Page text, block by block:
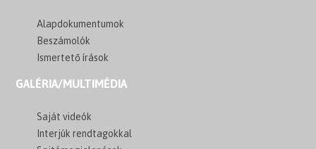
Alapdokumentumok
Beszámolók
Ismertető írások
GALÉRIA/MULTIMÉDIA
Saját videók
Interjúk rendtagokkal